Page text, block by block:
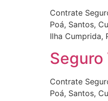
Contrate
Poá, Santos,
Ilha Cumprida,
Seguro
Contrate
Poá, Santos,